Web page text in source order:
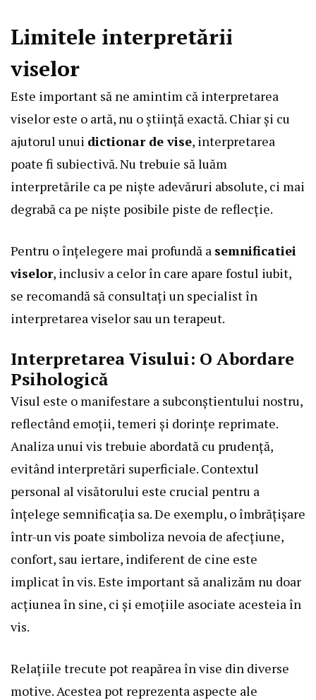
Limitele interpretării
viselor
Este important să ne amintim că interpretarea
viselor este o artă, nu o știință exactă. Chiar și cu
ajutorul unui dictionar de vise, interpretarea
poate fi subiectivă. Nu trebuie să luăm
interpretările ca pe niște adevăruri absolute, ci mai
degrabă ca pe niște posibile piste de reflecție.
Pentru o înțelegere mai profundă a semnificatiei
viselor, inclusiv a celor în care apare fostul iubit,
se recomandă să consultați un specialist în
interpretarea viselor sau un terapeut.
Interpretarea Visului: O Abordare
Psihologică
Visul este o manifestare a subconștientului nostru,
reflectând emoții, temeri și dorințe reprimate.
Analiza unui vis trebuie abordată cu prudență,
evitând interpretări superficiale. Contextul
personal al visătorului este crucial pentru a
înțelege semnificația sa. De exemplu, o îmbrățișare
într-un vis poate simboliza nevoia de afecțiune,
confort, sau iertare, indiferent de cine este
implicat în vis. Este important să analizăm nu doar
acțiunea în sine, ci și emoțiile asociate acesteia în
vis.
Relațiile trecute pot reapărea în vise din diverse
motive. Acestea pot reprezenta aspecte ale